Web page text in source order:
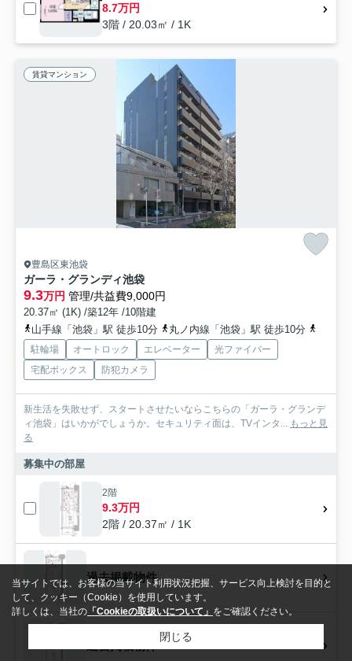
8.7万円
3階 / 20.03㎡ / 1K
賃貸マンション
豊島区東池袋
ガーラ・グランディ池袋
9.3万円 管理/共益費9,000円
20.37㎡ (1K) /築12年 /10階建
山手線「池袋」駅 徒歩10分
丸ノ内線「池袋」駅 徒歩10分
駐輪場 オートロック エレベーター
光ファイバー
宅配ボックス
防犯カメラ
新生活を失敗せず、スタートさせたいならこちらの「ガーラ・グランデ
ィ池袋」はいかがでしょうか。セキュリティ面は、TVインタ...
もっと見
る
募集中の部屋
2階
9.3万円
2階 / 20.37㎡ / 1K
過去掲載物件
当サイトでは、お客様の当サイト利用状況把握、サービス向上検討を目的と
して、クッキー（Cookie）を使用しています。
詳しくは、当社の 「Cookieの取扱いについて」 をご確認ください。
閉じる